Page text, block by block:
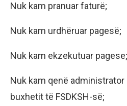
Nuk kam pranuar faturë;
Nuk kam urdhëruar pagesë;
Nuk kam ekzekutuar pagese;
Nuk kam qenë
buxhetit të FSDKSH-së;